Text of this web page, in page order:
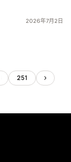
2026年7月2日
251